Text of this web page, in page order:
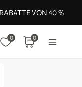
RABATTE VON 40 %
0 0